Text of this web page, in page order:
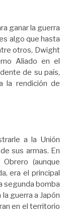
ganar la guerra
algo que hasta
otros, Dwight
Aliado en el
de su país,
la rendición de
a la Unión
sus armas. En
(aunque
era el principal
segunda bomba
guerra a Japón
en el territorio